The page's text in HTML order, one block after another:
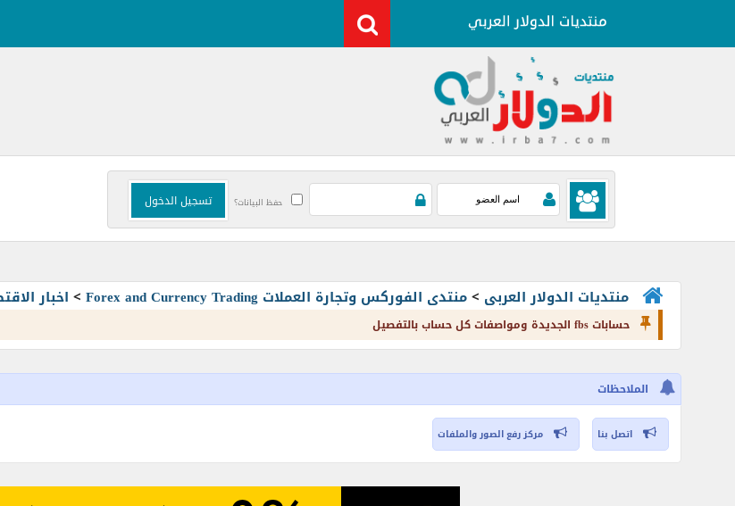
حفظ البيانات؟
منتديات الدولار العربى >منتدى الفوركس وتجارة العملات Forex and Currency Trading > اخبار
حسابات fbs الجديدة ومواصفات كل حساب بالتفصيل
الملاحظات
اتصل بنا مركز رفع الصور والملفات